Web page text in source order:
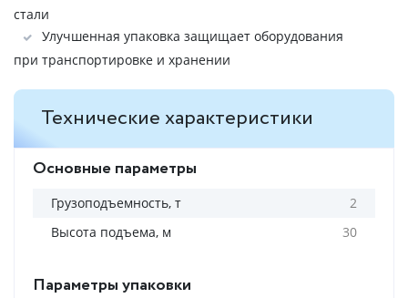
стали
Улучшенная упаковка защищает оборудования
при транспортировке и хранении
Технические характеристики
Основные параметры
Грузоподъемность, т
2
Высота подъема, м
30
Параметры упаковки